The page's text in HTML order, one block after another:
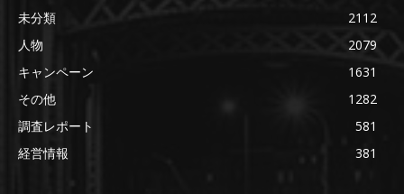
未分類
2112
人物
2079
キャンペーン
1631
その他
1282
調査レポート
581
経営情報
381